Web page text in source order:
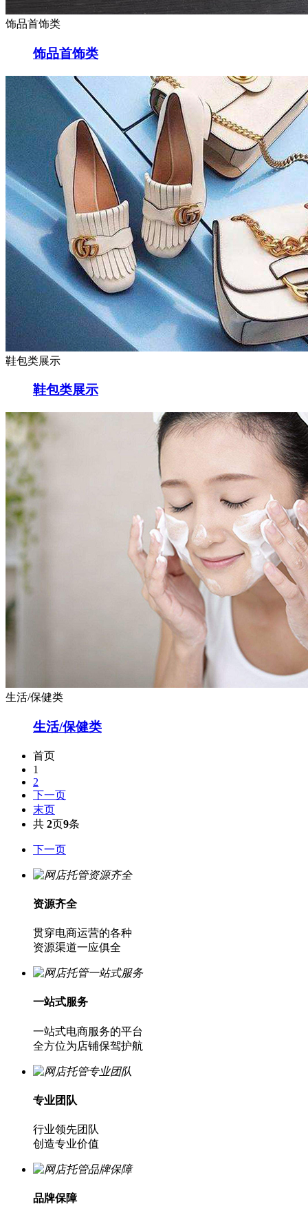
饰品首饰类
饰品首饰类
鞋包类展示
鞋包类展示
生活/保健类
生活/保健类
首页
1
2
下一页
末页
共 2页9条
下一页
资源齐全
贯穿电商运营的各种
资源渠道一应俱全
一站式服务
一站式电商服务的平台
全方位为店铺保驾护航
专业团队
行业领先团队
创造专业价值
品牌保障